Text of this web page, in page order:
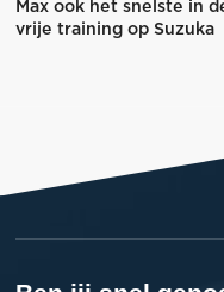
Max ook het snelste in
vrije training op Suzuka